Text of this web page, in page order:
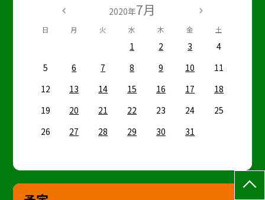
2020年7月
日 月 火 水 木 金 土
1 2 3
4
5
6 7 8 9 10
11
12
13 14 15 16 17
18
19
20 21 22 23 24
25
26
27 28 29 30 31